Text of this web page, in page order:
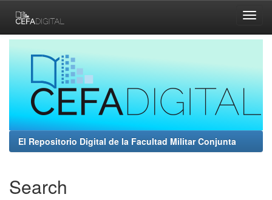
navigation
El Repositorio Digital de la Facultad Militar Conjunta
Search